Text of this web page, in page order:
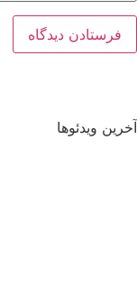
آخرین ویدئوها